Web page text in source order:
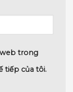
web trong
tiếp của tôi.